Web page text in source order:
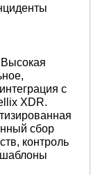
Высокая
с
XDR.
сбор
контроль
шаблоны